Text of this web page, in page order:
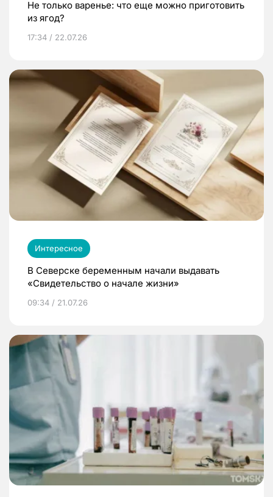
Не только варенье: что еще можно приготовить
из ягод?
17:34 / 22.07.26
Интересное
В Северске беременным начали выдавать
«Свидетельство о начале жизни»
09:34 / 21.07.26